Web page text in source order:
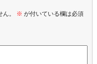
。 ※ が付いている欄は必須